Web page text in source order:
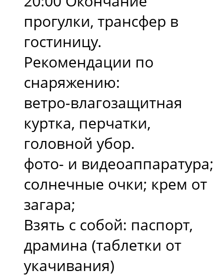
прогулки, трансфер в
гостиницу.
Рекомендации по
снаряжению:
ветро-влагозащитная
куртка, перчатки,
головной убор.
фото- и видеоаппаратура;
солнечные очки; крем от
загара;
Взять с собой: паспорт,
драмина (таблетки от
укачивания)